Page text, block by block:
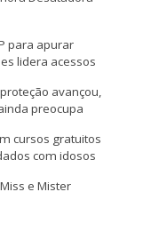
para apurar
lidera acessos
avançou,
preocupa
cursos gratuitos
com idosos
e Mister